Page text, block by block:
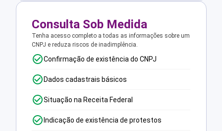
Consulta Sob Medida
Tenha acesso completo a todas as informações sobre um
CNPJ e reduza riscos de inadimplência.
Confirmação de existência do CNPJ
Dados cadastrais básicos
Situação na Receita Federal
Indicação de existência de protestos